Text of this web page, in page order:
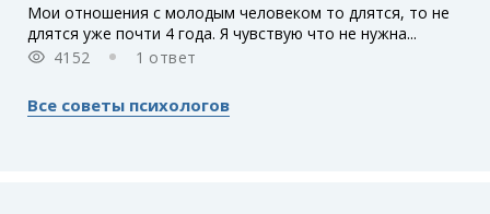
Мои отношения с молодым человеком то длятся, то не
длятся уже почти 4 года. Я чувствую что не нужна...
4152
1 ответ
Все советы психологов